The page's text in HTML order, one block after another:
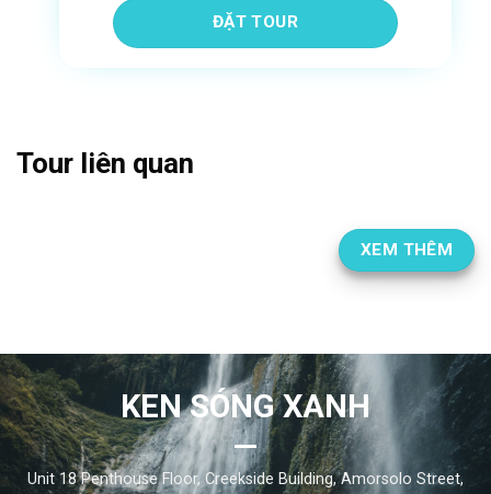
Tour liên quan
XEM THÊM
KEN SÓNG XANH
Unit 18 Penthouse Floor, Creekside Building, Amorsolo Street,